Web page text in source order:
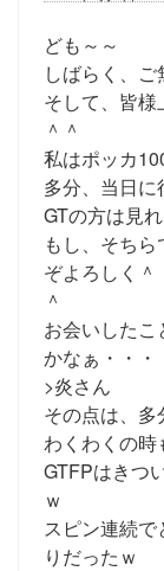
ども～～
しばらく、
そして、皆
＾＾
私はポッカ
多分、当日に
GTの方は見
もし、そち
ぞよろしく＾
＾
お会いした
かなぁ・・・
>炎さん
その点は、多
わくわくの時
GTFPはきつ
ｗ
スピン連続
りだったｗ